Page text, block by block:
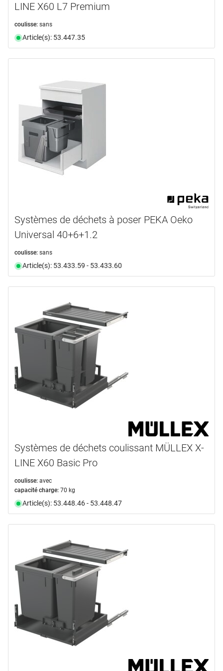
LINE X60 L7 Premium
coulisse: sans
Article(s): 53.447.35
Systèmes de déchets à poser PEKA Oeko
Universal 40+6+1.2
coulisse: sans
Article(s): 53.433.59 - 53.433.60
Systèmes de déchets coulissant MÜLLEX X-
LINE X60 Basic Pro
coulisse: avec
capacité charge: 70 kg
Article(s): 53.448.46 - 53.448.47